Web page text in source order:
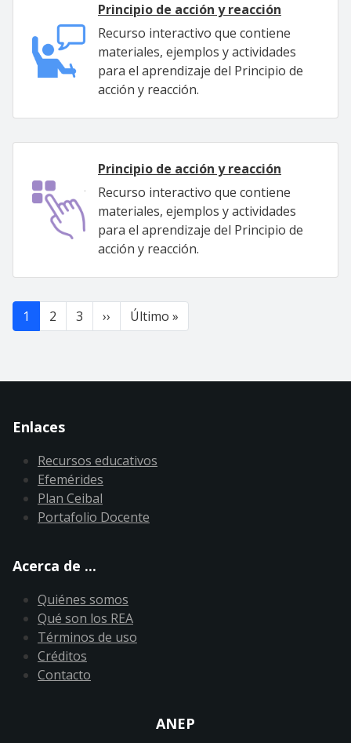
Principio de acción y reacción
Recurso interactivo que contiene
materiales, ejemplos y actividades
para el aprendizaje del Principio de
acción y reacción.
Principio de acción y reacción
Recurso interactivo que contiene
materiales, ejemplos y actividades
para el aprendizaje del Principio de
acción y reacción.
Paginación
1 2 3 ›› Siguiente página
Último »
Enlaces
Recursos educativos
Efemérides
Plan Ceibal
Portafolio Docente
Acerca de ...
Quiénes somos
Qué son los REA
Términos de uso
Créditos
Contacto
ANEP